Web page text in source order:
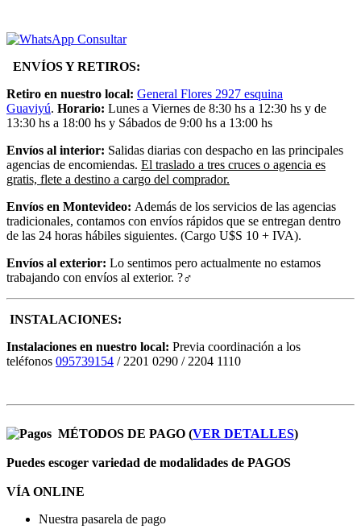
Consultar
ENVÍOS Y RETIROS:
Retiro en nuestro local: General Flores 2927 esquina
Guaviyú. Horario: Lunes a Viernes de 8:30 hs a 12:30 hs y de
13:30 hs a 18:00 hs y Sábados de 9:00 hs a 13:00 hs
Envíos al interior: Salidas diarias con despacho en las principales
agencias de encomiendas. El traslado a tres cruces o agencia es
gratis, flete a destino a cargo del comprador.
Envíos en Montevideo: Además de los servicios de las agencias
tradicionales, contamos con envíos rápidos que se entregan dentro
de las 24 horas hábiles siguientes. (Cargo U$S 10 + IVA).
Envíos al exterior: Lo sentimos pero actualmente no estamos
trabajando con envíos al exterior. ?‍♂️
INSTALACIONES:
Instalaciones en nuestro local: Previa coordinación a los
teléfonos 095739154 / 2201 0290 / 2204 1110
MÉTODOS DE PAGO (VER DETALLES)
Puedes escoger variedad de modalidades de PAGOS
VÍA ONLINE
Nuestra pasarela de pago